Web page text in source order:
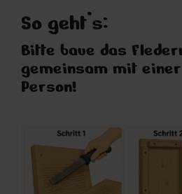
So geht’s:
Bitte baue das
gemeinsam mit
Person!